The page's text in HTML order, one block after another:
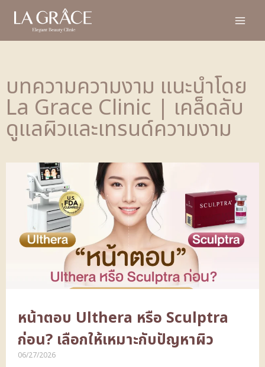
บทความความงาม แนะนำโดย
La Grace Clinic | เคล็ดลับ
ดูแลผิวและเทรนด์ความงาม
หน้าตอบ Ulthera หรือ Sculptra
ก่อน? เลือกให้เหมาะกับปัญหาผิว
06/27/2026